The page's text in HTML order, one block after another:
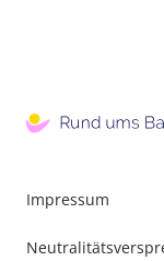
Impressum